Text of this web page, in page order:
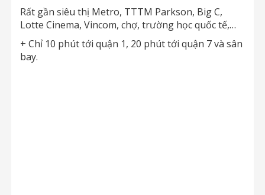
Rất gần siêu thị Metro, TTTM Parkson, Big C,
Lotte Cinema, Vincom, chợ, trường học quốc tế,…
+ Chỉ 10 phút tới quận 1, 20 phút tới quận 7 và sân
bay.